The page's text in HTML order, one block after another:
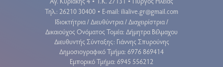
• •
Τηλ.: 26210 30400 • E-mail: ilialive.gr@gmail.com
Ιδιοκτήτρια / Διευθύντρια / Διαχειρίστρια /
Δικαιούχος Ονόματος Τομέα: Δήμητρα Βέλμαχου
Διευθυντής Σύνταξης: Γιάννης Σπυρούνης
Δημοσιογραφικό Τμήμα: 6976 869414
Εμπορικό Τμήμα: 6945 556212